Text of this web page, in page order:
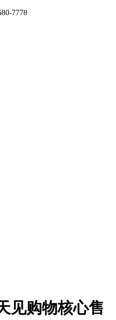
7778
见购物核心售